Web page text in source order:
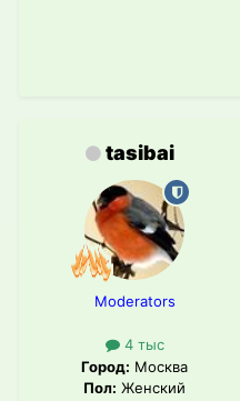
tasibai
Moderators
4 тыс
Город: Москва
Пол: Женский